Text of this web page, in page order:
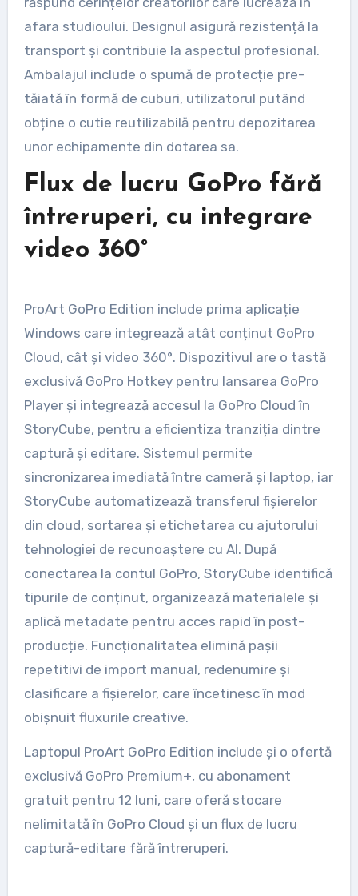
afara studioului. Designul asigură rezistență la
transport și contribuie la aspectul profesional.
Ambalajul include o spumă de protecție pre-
tăiată în formă de cuburi, utilizatorul putând
obține o cutie reutilizabilă pentru depozitarea
unor echipamente din dotarea sa.
Flux de lucru GoPro fără
întreruperi, cu integrare
video 360°
ProArt GoPro Edition include prima aplicație
Windows care integrează atât conținut GoPro
Cloud, cât și video 360°. Dispozitivul are o tastă
exclusivă GoPro Hotkey pentru lansarea GoPro
Player și integrează accesul la GoPro Cloud în
StoryCube, pentru a eficientiza tranziția dintre
captură și editare. Sistemul permite
sincronizarea imediată între cameră și laptop, iar
StoryCube automatizează transferul fișierelor
din cloud, sortarea și etichetarea cu ajutorului
tehnologiei de recunoaștere cu AI. După
conectarea la contul GoPro, StoryCube identifică
tipurile de conținut, organizează materialele și
aplică metadate pentru acces rapid în post-
producție. Funcționalitatea elimină pașii
repetitivi de import manual, redenumire și
clasificare a fișierelor, care încetinesc în mod
obișnuit fluxurile creative.
Laptopul ProArt GoPro Edition include și o ofertă
exclusivă GoPro Premium+, cu abonament
gratuit pentru 12 luni, care oferă stocare
nelimitată în GoPro Cloud și un flux de lucru
captură-editare fără întreruperi.